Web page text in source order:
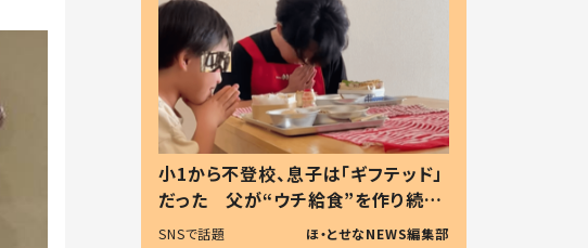
小1から不登校、息子は「ギフテッド」
だった 父が“ウチ給食”を作り続け
る理由とは #令和の親 #令和の子
SNSで話題 ほ・とせなNEWS編集部